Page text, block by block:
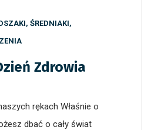
, ŚREDNIAKI,
Zdrowia
rękach Właśnie o
dbać o cały świat